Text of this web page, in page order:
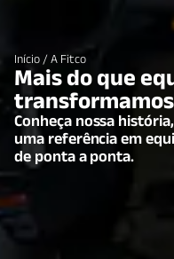
Início / A Fitco
Mais do que
Conheça nossa
uma referência em
de ponta a ponta.